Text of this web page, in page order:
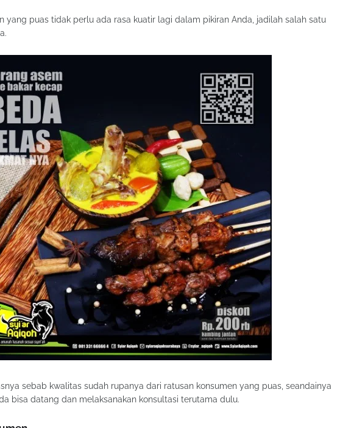
yang puas tidak perlu ada rasa kuatir lagi dalam pikiran Anda, jadilah salah satu
sebab kwalitas sudah rupanya dari ratusan konsumen yang puas, seandainya
bisa datang dan melaksanakan konsultasi terutama dulu.